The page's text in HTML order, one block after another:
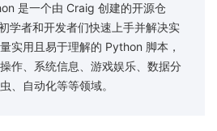
是一个由 Craig 创建的开源仓
学者和开发者们快速上手并解决实
实用且易于理解的 Python 脚本，
作、系统信息、游戏娱乐、数据分
、自动化等等领域。